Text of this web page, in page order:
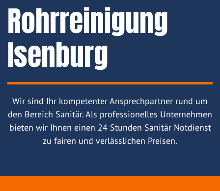
Rohrreinigung
Isenburg
Wir sind Ihr kompetenter Ansprechpartner rund um
den Bereich Sanitär. Als professionelles Unternehmen
bieten wir Ihnen einen 24 Stunden Sanitär Notdienst
zu fairen und verlässlichen Preisen.